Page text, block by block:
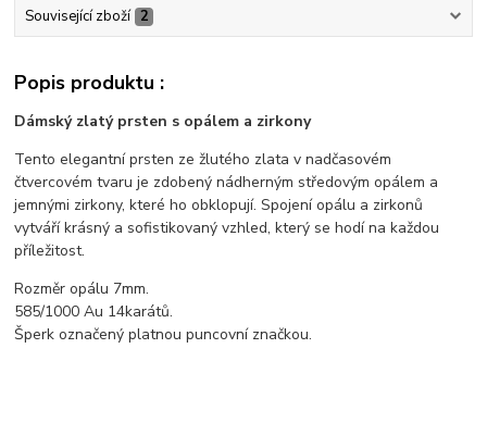
Související zboží 2
Popis produktu :
Dámský zlatý prsten s opálem a zirkony
Tento elegantní prsten ze žlutého zlata v nadčasovém
čtvercovém tvaru je zdobený nádherným středovým opálem a
jemnými zirkony, které ho obklopují. Spojení opálu a zirkonů
vytváří krásný a sofistikovaný vzhled, který se hodí na každou
příležitost.
Rozměr opálu 7mm.
585/1000 Au 14karátů.
Šperk označený platnou puncovní značkou.